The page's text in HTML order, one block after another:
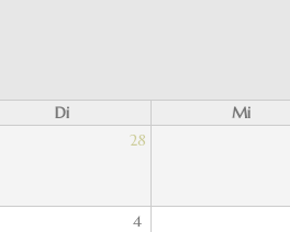
Di Mi
28
4